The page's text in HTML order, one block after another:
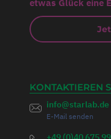
etwas Glück eine
KONTAKTIEREN
info@starlab.de
E-Mail senden